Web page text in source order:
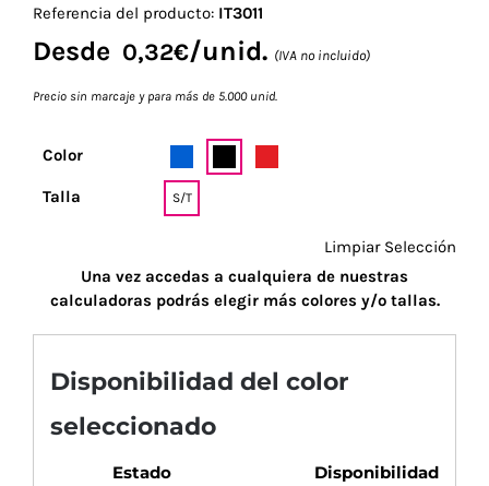
Referencia del producto: IT3011
Desde 0,32€/unid. (IVA no incluido)
Precio sin marcaje y para más de 5.000 unid.
Color
Talla S/T
Limpiar Selección
Una vez accedas a cualquiera de nuestras
calculadoras podrás elegir más colores y/o tallas.
Disponibilidad del color
seleccionado
Estado Disponibilidad